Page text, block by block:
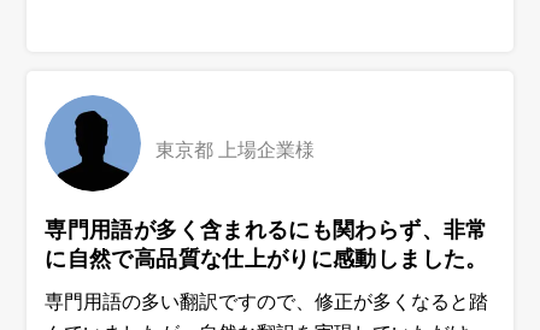
東京都 上場企業様
専門用語が多く含まれるにも関わらず、非常
に自然で高品質な仕上がりに感動しました。
専門用語の多い翻訳ですので、修正が多くなると踏